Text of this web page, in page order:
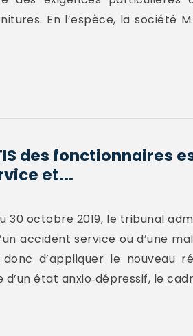
En l’espèce, la société
des fonctionnaires
et...
30 octobre 2019, le tribunal
accident service ou d’une
d’appliquer le nouveau
état anxio‐dépressif, le